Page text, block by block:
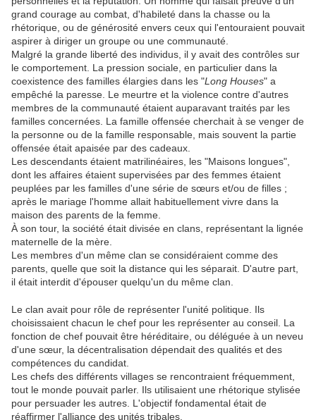
grand courage au combat, d'habileté dans la chasse ou la
rhétorique, ou de générosité envers ceux qui l'entouraient pouvait
aspirer à diriger un groupe ou une communauté.
Malgré la grande liberté des individus, il y avait des contrôles sur
le comportement. La pression sociale, en particulier dans la
coexistence des familles élargies dans les "Long Houses" a
empêché la paresse. Le meurtre et la violence contre d'autres
membres de la communauté étaient auparavant traités par les
familles concernées. La famille offensée cherchait à se venger de
la personne ou de la famille responsable, mais souvent la partie
offensée était apaisée par des cadeaux.
Les descendants étaient matrilinéaires, les "Maisons longues",
dont les affaires étaient supervisées par des femmes étaient
peuplées par les familles d'une série de sœurs et/ou de filles ;
après le mariage l'homme allait habituellement vivre dans la
maison des parents de la femme.
À son tour, la société était divisée en clans, représentant la lignée
maternelle de la mère.
Les membres d'un même clan se considéraient comme des
parents, quelle que soit la distance qui les séparait. D'autre part,
il était interdit d'épouser quelqu'un du même clan.
Le clan avait pour rôle de représenter l'unité politique. Ils
choisissaient chacun le chef pour les représenter au conseil. La
fonction de chef pouvait être héréditaire, ou déléguée à un neveu
d'une sœur, la décentralisation dépendait des qualités et des
compétences du candidat.
Les chefs des différents villages se rencontraient fréquemment,
tout le monde pouvait parler. Ils utilisaient une rhétorique stylisée
pour persuader les autres. L'objectif fondamental était de
réaffirmer l'alliance des unités tribales.